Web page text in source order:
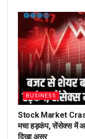
BUSINESS
Stock Market
मचा हड़कंप, सेंसेक्स में
दिखा असर